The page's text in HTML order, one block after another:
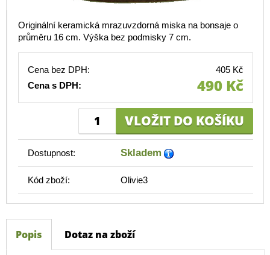
Originální keramická mrazuvzdorná miska na bonsaje o
průměru 16 cm. Výška bez podmisky 7 cm.
Cena bez DPH:
405 Kč
Cena s DPH:
490 Kč
Dostupnost: Skladem
Kód zboží: Olivie3
Popis Dotaz na zboží